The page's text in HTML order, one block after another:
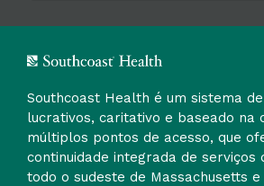
Southcoast Health é um sistema
lucrativos, caritativo e baseado na
múltiplos pontos de acesso, que
continuidade integrada de serviços
todo o sudeste de Massachusetts e